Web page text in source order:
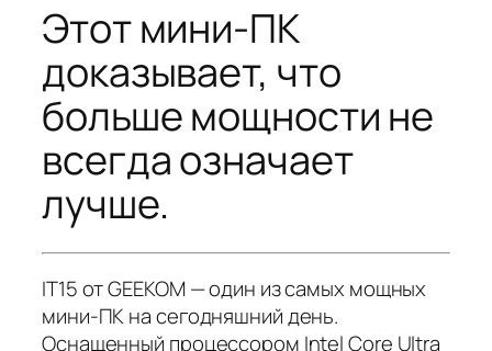
Этот мини-ПК
доказывает, что
больше мощности не
всегда означает
лучше.
IT15 от GEEKOM — один из самых мощных
мини-ПК на сегодняшний день.
Оснащенный процессором Intel Core Ultra